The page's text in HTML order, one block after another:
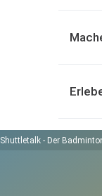
Shuttletalk - Der